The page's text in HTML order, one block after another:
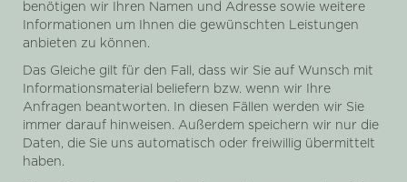
benötigen wir Ihren Namen und Adresse sowie weitere
Informationen um Ihnen die gewünschten Leistungen
anbieten zu können.
Das Gleiche gilt für den Fall, dass wir Sie auf Wunsch mit
Informationsmaterial beliefern bzw. wenn wir Ihre
Anfragen beantworten. In diesen Fällen werden wir Sie
immer darauf hinweisen. Außerdem speichern wir nur die
Daten, die Sie uns automatisch oder freiwillig übermittelt
haben.